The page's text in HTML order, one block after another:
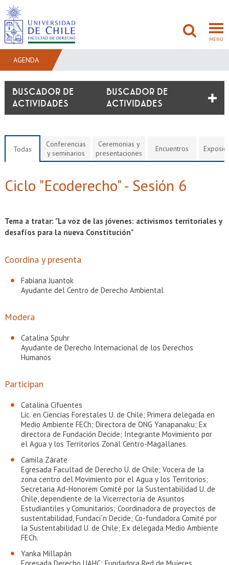
MENÚ
FACULTAD
PREGRADO
ADMISIÓN
INVESTIGACIÓN
EXTENSIÓN
Egresados
AGENDA
BUSCADOR DE
ACTIVIDADES
Todas
Conferencias
y seminarios
Ceremonias y
presentaciones
Encuentros
Ciclo "Ecoderecho" - Sesión 6
Tema a tratar: "La voz de las jóvenes: activismos territoriales y
desafíos para la nueva Constitución"
Coordina y presenta
Fabiana Juantok
Ayudante del Centro de Derecho Ambiental
Modera
Catalina Spuhr
Ayudante de Derecho Internacional de los Derechos
Humanos
Participan
Catalina Cifuentes
Lic. en Ciencias Forestales U. de Chile; Primera delegada en
Medio Ambiente FECh; Directora de ONG Yanapanaku; Ex
directora de Fundación Decide; Integrante Movimiento por
el Agua y los Territorios Zonal Centro-Magallanes.
Camila Zárate
Egresada Facultad de Derecho U. de Chile; Vocera de la
zona centro del Movimiento por el Agua y los Territorios;
Secretaria Ad-Honorem Comité por la Sustentabilidad U. de
Chile, dependiente de la Vicerrectoría de Asuntos
Estudiantiles y Comunitarios; Coordinadora de proyectos de
sustentabilidad, Fundaci´n Decide; Co-fundadora Comité por
la Sustentabilidad U. de Chile; Ex delegada Medio Ambiente
FECh.
Yanka Millapán